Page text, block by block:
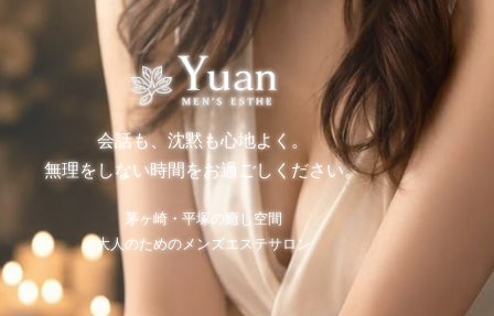
会話も、沈黙も心地よく。
無理をしない時間をお過ごしください。
茅ヶ崎・平塚の癒し空間
大人のためのメンズエステサロン